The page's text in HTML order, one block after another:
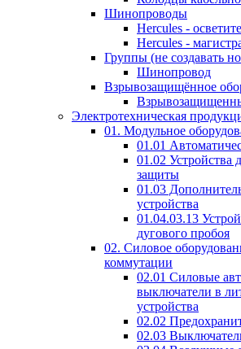
Шинопроводы
Hercules -
Hercules -
Группы (не создавать
Шинопровод
Взрывозащищённое
Электротехническая
01. Модульное
01.01
01.02 Устройства
защиты
01.03
устройства
01.04.03.13
дугового пробоя
02. Силовое
коммутации
02.01 Силовые
выключатели в
устройства
02.02
02.03